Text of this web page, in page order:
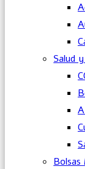
Salud